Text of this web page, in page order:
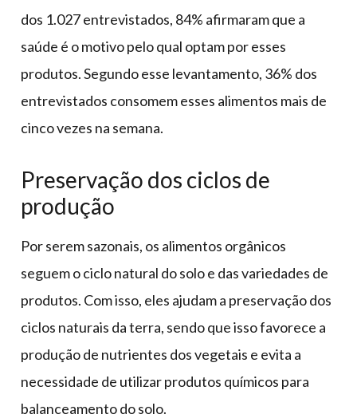
dos 1.027 entrevistados, 84% afirmaram que a
saúde é o motivo pelo qual optam por esses
produtos. Segundo esse levantamento, 36% dos
entrevistados consomem esses alimentos mais de
cinco vezes na semana.
Preservação dos ciclos de
produção
Por serem sazonais, os alimentos orgânicos
seguem o ciclo natural do solo e das variedades de
produtos. Com isso, eles ajudam a preservação dos
ciclos naturais da terra, sendo que isso favorece a
produção de nutrientes dos vegetais e evita a
necessidade de utilizar produtos químicos para
balanceamento do solo.